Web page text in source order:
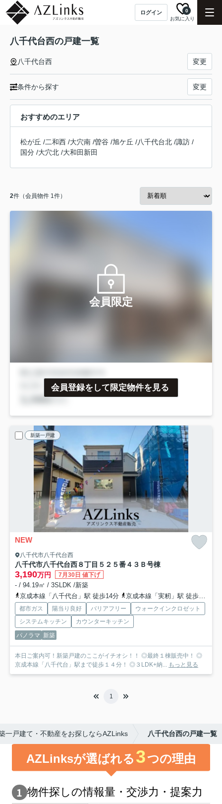
ログイン
お気に入り
0
八千代台西の戸建一覧
八千代台西 変更
条件から探す 変更
おすすめのエリア
松が丘 /二和西 /大穴南 /曽谷 /旭ケ丘 /八千代台北 /諏訪 /
国分 /大穴北 /大和田新田
2件（会員物件 1件）
会員限定
会員登録をして限定物件を見る
新築一戸建
NEW
八千代市八千代台西
八千代市八千代台西８丁目５２５番４３ Ｂ号棟
3,190万円 7月30日 値下げ
- / 94.19㎡ / 3SLDK /新築
京成本線「八千代台」駅 徒歩14分
京成本線「実籾」駅 徒歩30分
都市ガス 陽当り良好 バリアフリー
ウォークインクロゼット
システムキッチン
カウンターキッチン
パノラマ 新築
本日ご案内可！新築戸建のここがイチオシ！！ ◎最終１棟販売中！ ◎
京成本線「八千代台」駅まで徒歩１４分！ ◎３LDK+納... もっと見る
1
一戸建て・不動産をお探しならAZLinks 八千代台西の戸建一覧
AZLinksが選ばれる 3つの理由
物件探しの情報量・交渉⼒・提案⼒